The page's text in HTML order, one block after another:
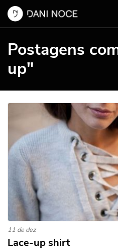
Postagens
up"
11 de dez
Lace-up shirt